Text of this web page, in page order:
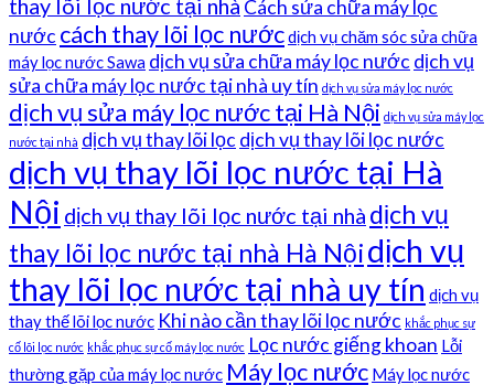
Cách sửa chữa máy lọc
nước cách thay lõi lọc nướcdịch vụ chăm sóc sửa chữa
máy lọc nước Sawa dịch vụ sửa chữa máy lọc nước dịch vụ
sửa chữa máy lọc nước tại nhà uy tín dịch vụ sửa máy lọc nước
dịch vụ sửa máy lọc nước tại Hà Nội dịch vụ sửa máy lọc
nước tại nhà dịch vụ thay lõi lọc dịch vụ thay lõi lọc nước
dịch vụ thay lõi lọc nước tại Hà
Nội dịch vụ thay lõi lọc nước tại nhà dịch vụ
thay lõi lọc nước tại nhà Hà Nộidịch vụ
thay lõi lọc nước tại nhà uy tín dịch vụ
thay thế lõi lọc nước Khi nào cần thay lõi lọc nước khắc phục sự
cố lõi lọc nước khắc phục sự cố máy lọc nước Lọc nước giếng khoan Lỗi
thường gặp của máy lọc nước Máy lọc nước Máy lọc nước